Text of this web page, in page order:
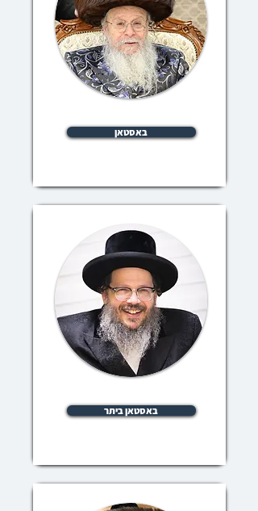
באסטאן
באסטאן ביתר